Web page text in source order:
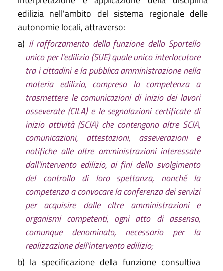
edilizia nell'ambito del sistema regionale delle
autonomie locali, attraverso:
a) il rafforzamento della funzione dello Sportello
unico per l'edilizia (SUE) quale unico interlocutore
tra i cittadini e la pubblica amministrazione nella
materia edilizia, compresa la competenza a
trasmettere le comunicazioni di inizio dei lavori
asseverate (CILA) e le segnalazioni certificate di
inizio attività (SCIA) che contengono altre SCIA,
comunicazioni, attestazioni, asseverazioni e
notifiche alle altre amministrazioni interessate
dall'intervento edilizio, ai fini dello svolgimento
del controllo di loro spettanza, nonché la
competenza a convocare la conferenza dei servizi
per acquisire dalle altre amministrazioni e
organismi competenti, ogni atto di assenso,
comunque denominato, necessario per la
realizzazione dell'intervento edilizio;
b) la specificazione della funzione consultiva